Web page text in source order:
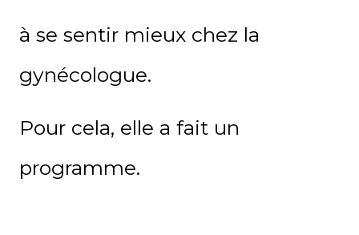
à se sentir mieux chez la
gynécologue.
Pour cela, elle a fait un
programme.